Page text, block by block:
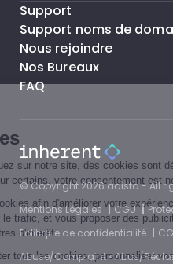
Support
Support noms de
Nous rejoindre
Nos Bureaux
FAQ
© Copyright 2026 adista - All
Mentions Légales
CGU
Politique de confidentialité
Abuse/Complaint • Abus/